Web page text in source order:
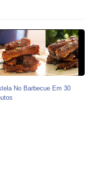
No Barbecue Em 30